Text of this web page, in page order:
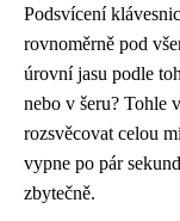
Podsvícení
rovnoměrně pod
úrovní jasu podle
nebo v šeru? Tohle
rozsvěcovat celou
vypne po pár
zbytečně.